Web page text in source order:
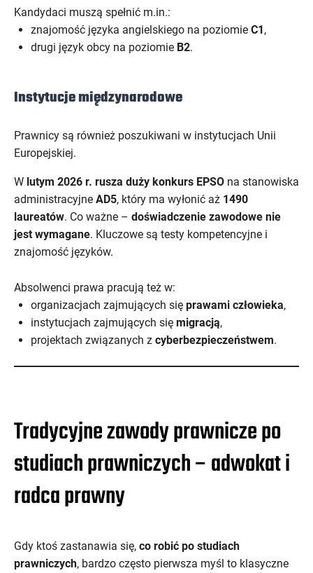
Kandydaci muszą spełnić m.in.:
znajomość języka angielskiego na poziomie C1,
drugi język obcy na poziomie B2.
Instytucje międzynarodowe
Prawnicy są również poszukiwani w instytucjach Unii
Europejskiej.
W lutym 2026 r. rusza duży konkurs EPSO na stanowiska
administracyjne AD5, który ma wyłonić aż 1490
laureatów. Co ważne – doświadczenie zawodowe nie
jest wymagane. Kluczowe są testy kompetencyjne i
znajomość języków.
Absolwenci prawa pracują też w:
organizacjach zajmujących się prawami człowieka,
instytucjach zajmujących się migracją,
projektach związanych z cyberbezpieczeństwem.
Tradycyjne zawody prawnicze po
studiach prawniczych – adwokat i
radca prawny
Gdy ktoś zastanawia się, co robić po studiach
prawniczych, bardzo często pierwsza myśl to klasyczne